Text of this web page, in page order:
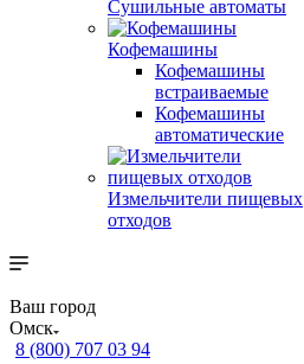
Сушильные автоматы
Кофемашины
Кофемашины
встраиваемые
Кофемашины
автоматические
Измельчители пищевых
отходов
Ваш город
Омск
8 (800) 707 03 94